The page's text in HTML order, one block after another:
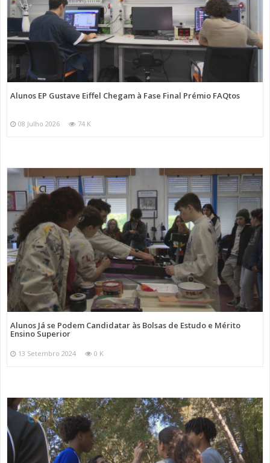
Alunos EP Gustave Eiffel Chegam à Fase Final Prémio FAQtos
08 Julho 2026 74 K
Alunos Já se Podem Candidatar às Bolsas de Estudo e Mérito
Ensino Superior
13 Setembro 2024 0 K